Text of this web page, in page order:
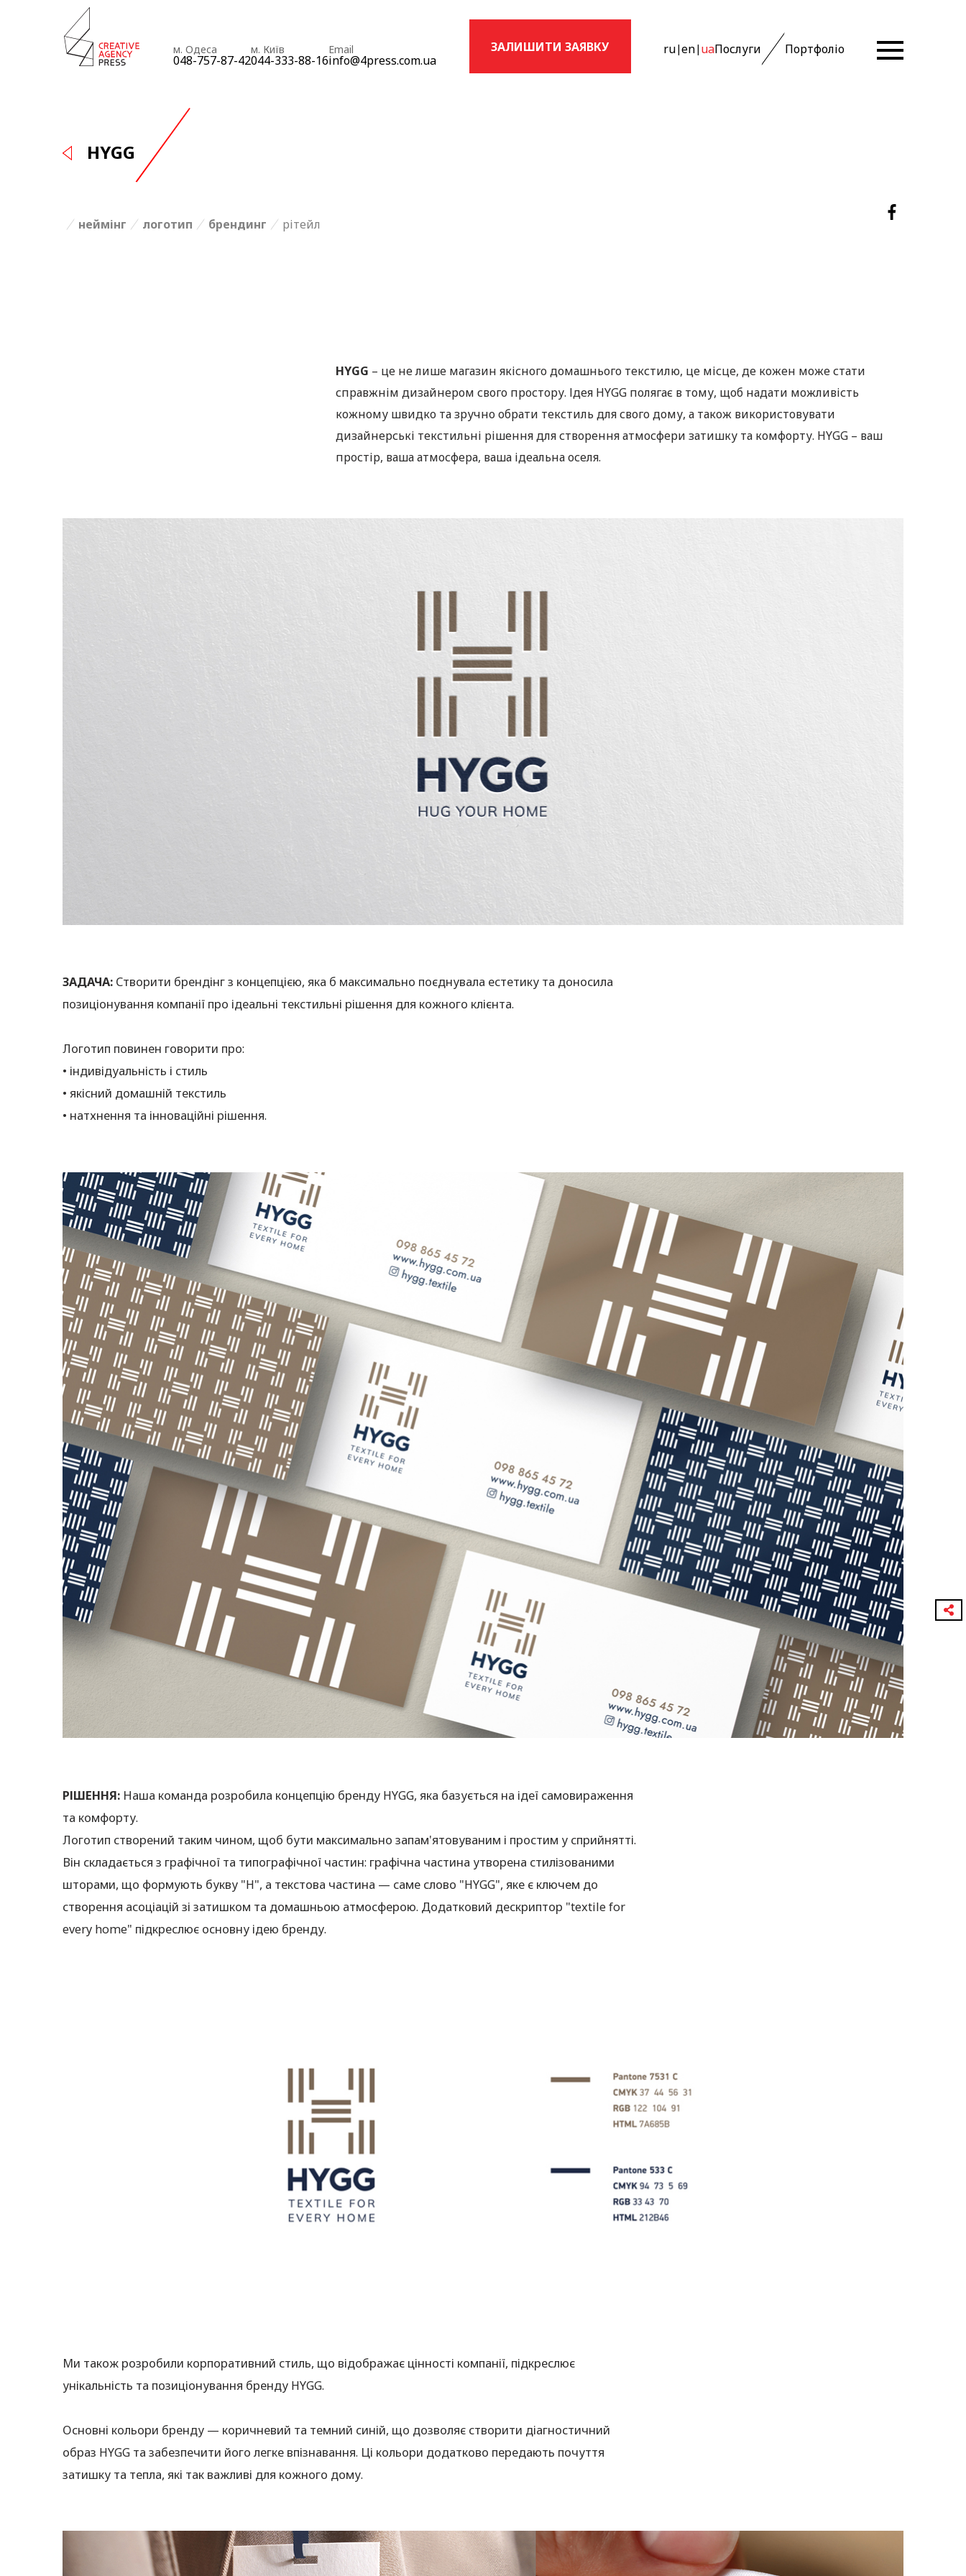
м. Одеса
048-757-87-42
м. Київ
044-333-88-16
Email
info@4press.com.ua
ЗАЛИШИТИ ЗАЯВКУ ru|en| uaПослуги Портфоліо
HYGG
неймінг логотип брендинг рітейл
HYGG – це не лише магазин якісного домашнього текстилю, це місце, де кожен може стати
справжнім дизайнером свого простору. Ідея HYGG полягає в тому, щоб надати можливість
кожному швидко та зручно обрати текстиль для свого дому, а також використовувати
дизайнерські текстильні рішення для створення атмосфери затишку та комфорту. HYGG – ваш
простір, ваша атмосфера, ваша ідеальна оселя.
ЗАДАЧА: Створити брендінг з концепцією, яка б максимально поєднувала естетику та доносила
позиціонування компанії про ідеальні текстильні рішення для кожного клієнта.
Логотип повинен говорити про:
• індивідуальність і стиль
• якісний домашній текстиль
• натхнення та інноваційні рішення.
РІШЕННЯ: Наша команда розробила концепцію бренду HYGG, яка базується на ідеї самовираження
та комфорту.
Логотип створений таким чином, щоб бути максимально запам'ятовуваним і простим у сприйнятті.
Він складається з графічної та типографічної частин: графічна частина утворена стилізованими
шторами, що формують букву "H", а текстова частина — саме слово "HYGG", яке є ключем до
створення асоціацій зі затишком та домашньою атмосферою. Додатковий дескриптор "textile for
every home" підкреслює основну ідею бренду.
Ми також розробили корпоративний стиль, що відображає цінності компанії, підкреслює
унікальність та позиціонування бренду HYGG.
Основні кольори бренду — коричневий та темний синій, що дозволяє створити діагностичний
образ HYGG та забезпечити його легке впізнавання. Ці кольори додатково передають почуття
затишку та тепла, які так важливі для кожного дому.